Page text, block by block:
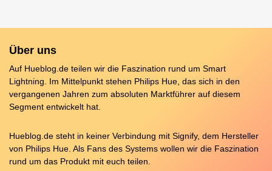
Über uns
Auf Hueblog.de teilen wir die Faszination rund um Smart
Lightning. Im Mittelpunkt stehen Philips Hue, das sich in den
vergangenen Jahren zum absoluten Marktführer auf diesem
Segment entwickelt hat.
Hueblog.de steht in keiner Verbindung mit Signify, dem Hersteller
von Philips Hue. Als Fans des Systems wollen wir die Faszination
rund um das Produkt mit euch teilen.